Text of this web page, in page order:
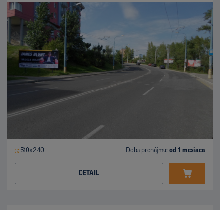
510x240 Doba prenájmu: od 1 mesiaca
DETAIL